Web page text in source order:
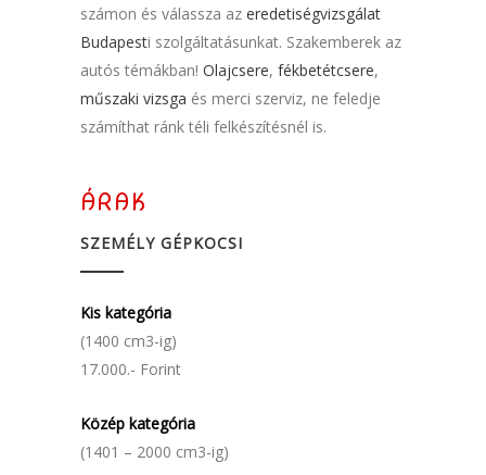
számon és válassza az eredetiségvizsgálat
Budapesti szolgáltatásunkat. Szakemberek az
autós témákban! Olajcsere, fékbetétcsere,
műszaki vizsga és merci szerviz, ne feledje
számíthat ránk téli felkészítésnél is.
ÁRAK
SZEMÉLY GÉPKOCSI
Kis kategória
(1400 cm3-ig)
17.000.- Forint
Közép kategória
(1401 – 2000 cm3-ig)